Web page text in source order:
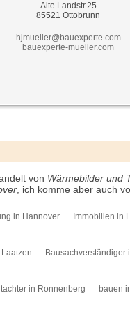
Alte Landstr.25
85521 Ottobrunn
hjmueller@bauexperte.com
bauexperte-mueller.com
von Wärmebilder und
, ich komme aber auch
in Hannover Immobilien in
Bausachverständiger
in Ronnenberg bauen